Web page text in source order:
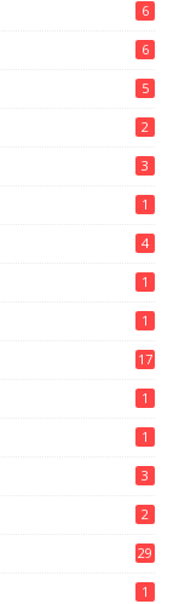
6
6
5
2
3
1
4
1
1
17
1
1
3
2
29
1